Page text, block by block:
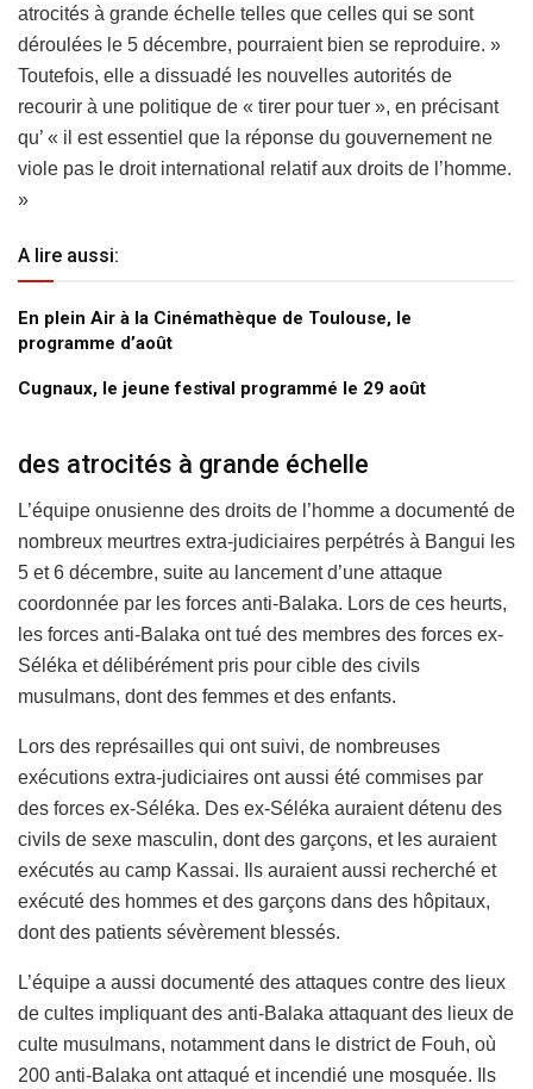
atrocités à grande échelle telles que celles qui se sont
déroulées le 5 décembre, pourraient bien se reproduire. »
Toutefois, elle a dissuadé les nouvelles autorités de
recourir à une politique de « tirer pour tuer », en précisant
qu’ « il est essentiel que la réponse du gouvernement ne
viole pas le droit international relatif aux droits de l’homme.
»
A lire aussi:
En plein Air à la Cinémathèque de Toulouse, le
programme d’août
Cugnaux, le jeune festival programmé le 29 août
des atrocités à grande échelle
L’équipe onusienne des droits de l’homme a documenté de
nombreux meurtres extra-judiciaires perpétrés à Bangui les
5 et 6 décembre, suite au lancement d’une attaque
coordonnée par les forces anti-Balaka. Lors de ces heurts,
les forces anti-Balaka ont tué des membres des forces ex-
Séléka et délibérément pris pour cible des civils
musulmans, dont des femmes et des enfants.
Lors des représailles qui ont suivi, de nombreuses
exécutions extra-judiciaires ont aussi été commises par
des forces ex-Séléka. Des ex-Séléka auraient détenu des
civils de sexe masculin, dont des garçons, et les auraient
exécutés au camp Kassai. Ils auraient aussi recherché et
exécuté des hommes et des garçons dans des hôpitaux,
dont des patients sévèrement blessés.
L’équipe a aussi documenté des attaques contre des lieux
de cultes impliquant des anti-Balaka attaquant des lieux de
culte musulmans, notamment dans le district de Fouh, où
200 anti-Balaka ont attaqué et incendié une mosquée. Ils